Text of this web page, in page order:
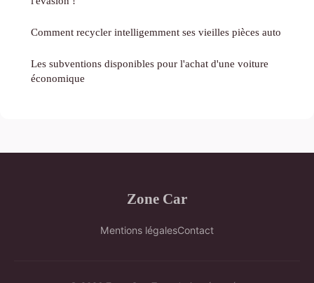
Comment recycler intelligemment ses vieilles pièces auto
Les subventions disponibles pour l'achat d'une voiture
économique
Zone Car
Mentions légalesContact